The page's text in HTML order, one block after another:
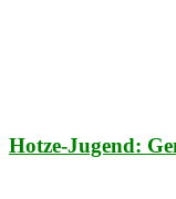
Hotze-Jugend: